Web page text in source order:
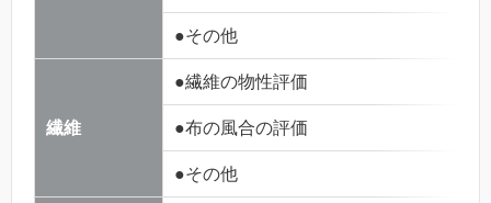
●その他
繊維
●繊維の物性評価
●布の風合の評価
●その他